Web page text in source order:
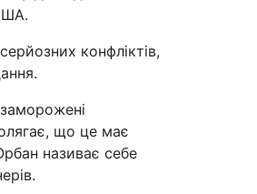
конфліктів,
що це має
називає себе